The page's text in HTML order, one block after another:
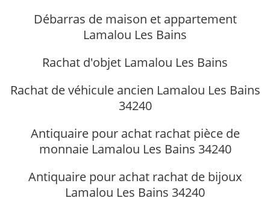
Débarras de maison et appartement
Lamalou Les Bains
Rachat d'objet Lamalou Les Bains
Rachat de véhicule ancien Lamalou Les Bains
34240
Antiquaire pour achat rachat pièce de
monnaie Lamalou Les Bains 34240
Antiquaire pour achat rachat de bijoux
Lamalou Les Bains 34240